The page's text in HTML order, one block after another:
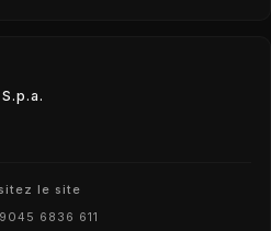
le site
6836 611